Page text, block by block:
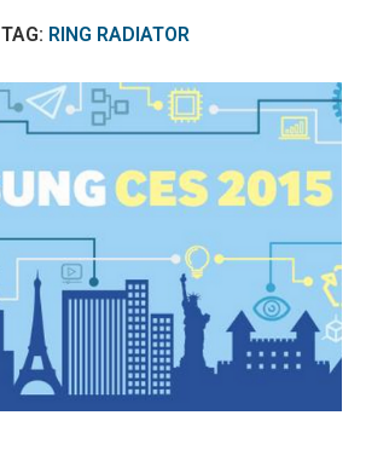
TAG: RING RADIATOR